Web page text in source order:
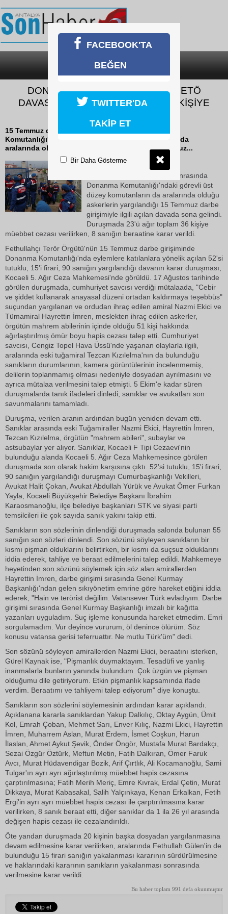
SON DAKİKA
DONANMA KOMUTANLIĞI’DAKİ FETÖ
DAVASINDA KARAR: 23’Ü AĞIR 36 KİŞİYE
15 Temmuz darbe girişimi sonrasında Donanma
Komutanlığı'ndaki görevli üst düzey komutanların da
aralarında olduğu askerlerin yargılandığı 15 Temmuz...
25 Ekim 2018 Perşembe 16:24
15 Temmuz darbe girişimi sonrasında
Donanma Komutanlığı'ndaki görevli üst
düzey komutanların da aralarında olduğu
askerlerin yargılandığı 15 Temmuz darbe
girişimiyle ilgili açılan davada sona gelindi.
Duruşmada 23'ü ağır toplam 36 kişiye
müebbet cezası verilirken, 8 sanığın beraatine karar verildi.
Fethullahçı Terör Örgütü'nün 15 Temmuz darbe girişiminde
Donanma Komutanlığı'nda eylemlere katılanlara yönelik açılan 52'si
tutuklu, 15'i firari, 90 sanığın yargılandığı davanın karar duruşması,
Kocaeli 5. Ağır Ceza Mahkemesi'nde görüldü. 17 Ağustos tarihinde
görülen duruşmada, cumhuriyet savcısı verdiği mütalaada, "Cebir
ve şiddet kullanarak anayasal düzeni ortadan kaldırmaya teşebbüs"
suçundan yargılanan ve ordudan ihraç edilen amiral Nazmi Ekici ve
Tümamiral Hayrettin İmren, meslekten ihraç edilen askerler,
örgütün mahrem abilerinin içinde olduğu 51 kişi hakkında
ağırlaştırılmış ömür boyu hapis cezası talep etti. Cumhuriyet
savcısı, Cengiz Topel Hava Üssü'nde yaşanan olaylarla ilgili,
aralarında eski tuğamiral Tezcan Kızılelma'nın da bulunduğu
sanıkların durumlarının, kamera görüntülerinin incelenmemiş,
delilerin toplanmamış olması nedeniyle dosyadan ayrılmasını ve
ayrıca mütalaa verilmesini talep etmişti. 5 Ekim'e kadar süren
duruşmalarda tanık ifadeleri dinledi, sanıklar ve avukatları son
savunmalarını tamamladı.
Duruşma, verilen aranın ardından bugün yeniden devam etti.
Sanıklar arasında eski Tuğamiraller Nazmi Ekici, Hayrettin İmren,
Tezcan Kızılelma, örgütün "mahrem abileri", subaylar ve
astsubaylar yer alıyor. Sanıklar, Kocaeli F Tipi Cezaevi'nin
bulunduğu alanda Kocaeli 5. Ağır Ceza Mahkemesince görülen
duruşmada son olarak hakim karşısına çıktı. 52'si tutuklu, 15'i firari,
90 sanığın yargılandığı duruşmayı Cumurbaşkanlığı Vekilleri,
Avukat Halit Çokan, Avukat Abdullah Yürük ve Avukat Ömer Furkan
Yayla, Kocaeli Büyükşehir Belediye Başkanı İbrahim
Karaosmanoğlu, ilçe belediye başkanları STK ve siyasi parti
temsilcileri ile çok sayıda sanık yakını takip etti.
Sanıkların son sözlerinin dinlendiği duruşmada salonda bulunan 55
sanığın son sözleri dinlendi. Son sözünü söyleyen sanıkların bir
kısmı pişman olduklarını belirtirken, bir kısmı da suçsuz olduklarını
iddia ederek, tahliye ve beraat edilmelerini talep edildi. Mahkemeye
heyetinden son sözünü söylemek için söz alan amirallerden
Hayrettin İmren, darbe girişimi sırasında Genel Kurmay
Başkanlığı'ndan gelen sıkıyönetim emrine göre hareket etiğini iddia
ederek, "Hain ve terörist değilim. Vatansever Türk evladıyım. Darbe
girişimi sırasında Genel Kurmay Başkanlığı imzalı bir kağıtta
yazanları uyguladım. Suç işleme konusunda hareket etmedim. Emri
sorgulamadım. Vur deyince vururum, öl denince ölürüm. Söz
konusu vatansa gerisi teferruattır. Ne mutlu Türk'üm" dedi.
Son sözünü söyleyen amirallerden Nazmi Ekici, beraatını isterken,
Gürel Kaynak ise, "Pişmanlık duymaktayım. Tesadüfi ve yanlış
inanmalarla bunların yanında bulundum. Çok üzgün ve pişman
olduğumu dile getiriyorum. Etkin pişmanlık kapsamında ifade
verdim. Beraatımı ve tahliyemi talep ediyorum" diye konuştu.
Sanıkların son sözlerini söylemesinin ardından karar açıklandı.
Açıklanana kararla sanıklardan Yakup Dalkılıç, Oktay Aygün, Ümit
Kol, Emrah Çoban, Mehmet Sarı, Enver Kılıç, Nazmi Ekici, Hayrettin
İmren, Muharrem Aslan, Murat Erdem, İsmet Coşkun, Harun
İlaslan, Ahmet Aykut Şevik, Önder Öngör, Mustafa Murat Bardakçı,
Sezai Özgür Öztürk, Meftun Metin, Fatih Dalkıran, Ömer Faruk
Avcı, Murat Hüdavendigar Bozik, Arif Çırtlık, Ali Kocamanoğlu, Sami
Tulgar'ın ayrı ayrı ağırlaştırılmış müebbet hapis cezasına
çarptırılmasına; Fatih Merih Meriç, Emre Kıvrak, Erdal Çetin, Murat
Dikkaya, Murat Kabasakal, Salih Yalçınkaya, Kenan Erkalkan, Fetih
Ergi'in ayrı ayrı müebbet hapis cezası ile çarptırılmasına karar
verilirken, 8 sanık beraat etti, diğer sanıklar da 1 ila 26 yıl arasında
değişen hapis cezası ile cezalandırıldı.
Öte yandan duruşmada 20 kişinin başka dosyadan yargılanmasına
devam edilmesine karar verilirken, aralarında Fethullah Gülen'in de
bulunduğu 15 firari sanığın yakalanması kararının sürdürülmesine
ve haklarındaki kararının sanıkların yakalanması sonrasında
verilmesine karar verildi.
Bu haber toplam 991 defa okunmuştur
FACEBOOK'TA
BEĞEN
TWITTER'DA
TAKİP ET
Bir Daha Gösterme